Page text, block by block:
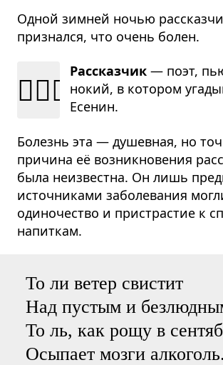
Одной зимней ночью
признался, что очень болен.
👱🏻‍♂️ Рассказчик — поэт,
но­кий, в кото­ром
Есе­нин.
Болезнь эта — душевная, но
причина её возникновения
была неизвестна. Он лишь
источниками заболевания
одиночество и пристрастие к
напиткам.
То ли ветер свистит
Над пустым и
То ль, как рощу в
Осыпает мозги алкоголь.